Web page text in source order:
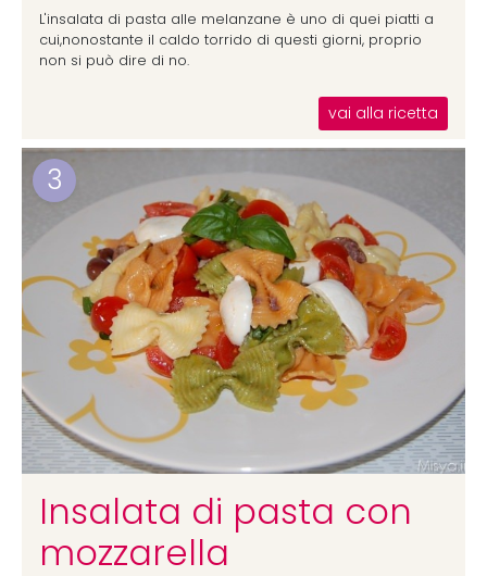
L'insalata di pasta alle melanzane è uno di quei piatti a
cui,nonostante il caldo torrido di questi giorni, proprio
non si può dire di no.
vai alla ricetta
3
Insalata di pasta con
mozzarella